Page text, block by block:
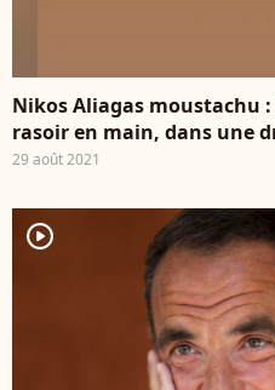
Nikos Aliagas moustachu
rasoir en main, dans une
29 août 2021
player2